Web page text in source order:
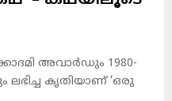
അവാര്‍ഡും 1980-
കൃതിയാണ് ‘ഒരു